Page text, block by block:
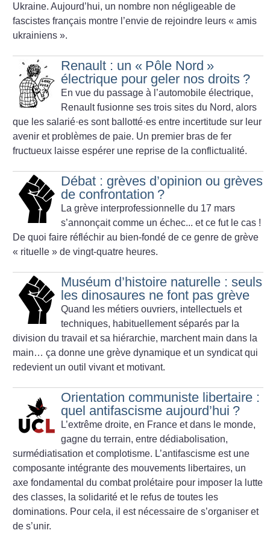
Ukraine. Aujourd’hui, un nombre non négligeable de
fascistes français montre l’envie de rejoindre leurs « amis
ukrainiens ».
Renault : un « Pôle Nord »
électrique pour geler nos droits ?
En vue du passage à l’automobile électrique,
Renault fusionne ses trois sites du Nord, alors
que les salarié·es sont ballotté·es entre incertitude sur leur
avenir et problèmes de paie. Un premier bras de fer
fructueux laisse espérer une reprise de la conflictualité.
Débat : grèves d’opinion ou grèves
de confrontation ?
La grève interprofessionnelle du 17 mars
s’annonçait comme un échec... et ce fut le cas !
De quoi faire réfléchir au bien-fondé de ce genre de grève
« rituelle » de vingt-quatre heures.
Muséum d’histoire naturelle : seuls
les dinosaures ne font pas grève
Quand les métiers ouvriers, intellectuels et
techniques, habituellement séparés par la
division du travail et sa hiérarchie, marchent main dans la
main… ça donne une grève dynamique et un syndicat qui
redevient un outil vivant et motivant.
Orientation communiste libertaire :
quel antifascisme aujourd’hui ?
L’extrême droite, en France et dans le monde,
gagne du terrain, entre dédiabolisation,
surmédiatisation et complotisme. L’antifascisme est une
composante intégrante des mouvements libertaires, un
axe fondamental du combat prolétaire pour imposer la lutte
des classes, la solidarité et le refus de toutes les
dominations. Pour cela, il est nécessaire de s’organiser et
de s’unir.